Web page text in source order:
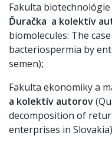
Fakulta
Ďuračka a kolektív
biomolecules: The
bacteriospermia by
semen);
Fakulta ekonomiky a
a kolektív autorov
decomposition of
enterprises in